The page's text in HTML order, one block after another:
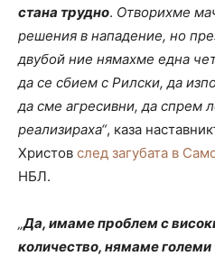
стана трудно. Отворихме
решения в нападение, но
двубой ние нямахме една
да се сбием с Рилски, да
да сме агресивни, да спрем
реализираха“, каза
Христов след загубата в
НБЛ.
„Да, имаме проблем с
количество, нямаме големи